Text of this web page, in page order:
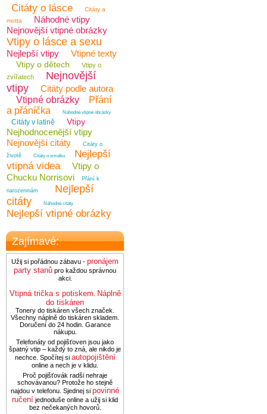
Citáty o lásce
Citáty a
motta
Náhodné vtipy
Nejnovější vtipné obrázky
Vtipy o lásce a sexu
Nejlepší vtipy Vtipné texty
Vtipy o dětech
Vtipy o
zvířatech
Nejnovější
vtipy
Citáty podle autora
Vtipné obrázky
Přání
a přáníčka
Náhodné vtipné obrázky
Citáty v latině Vtipy
Nejhodnocenější vtipy
Nejnovější citáty
Citáty o
životě
Citáty o smutku
Nejlepší
vtipná videa
Vtipy o
Chucku Norrisovi
Přání k
narozeninám
Nejlepší
citáty
Náhodné citáty
Nejlepší vtipné obrázky
Zajímavé:
Užij si pořádnou zábavu - pronájem
party stanů pro každou správnou
akci.
Vtipná trička s potiskem Náplně
do tiskáren
Tonery do tiskáren všech značek.
Všechny náplně do tiskáren skladem.
Doručení do 24 hodin. Garance
nákupu.
Telefonáty od pojišťoven jsou jako
špatný vtip – každý to zná, ale nikdo je
nechce. Spočítej si autopojištění
online a nech je v klidu.
Proč pojišťovák radši nehraje
schovávanou? Protože ho stejně
najdou v telefonu. Sjednej si povinné
ručení jednoduše online a užij si klid
bez nečekaných hovorů.